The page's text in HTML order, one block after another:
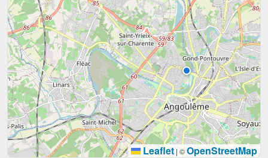
Leaflet | ©OpenStreetMap